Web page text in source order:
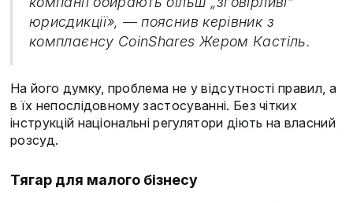
юрисдикції», — пояснив керівник з
комплаєнсу CoinShares Жером Кастіль.
На його думку, проблема не у відсутності правил, а
в їх непослідовному застосуванні. Без чітких
інструкцій національні регулятори діють на власний
розсуд.
Тягар для малого бізнесу